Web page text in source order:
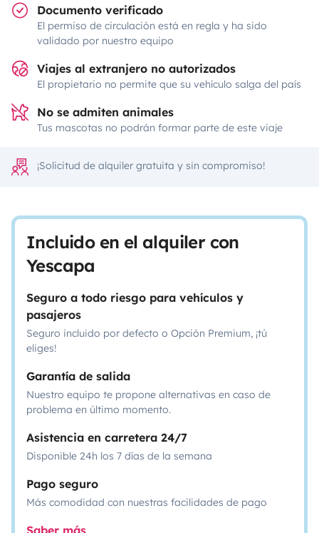
Documento verificado
El permiso de circulación está en regla y ha sido
validado por nuestro equipo
Viajes al extranjero no autorizados
El propietario no permite que su vehículo salga del país
No se admiten animales
Tus mascotas no podrán formar parte de este viaje
¡Solicitud de alquiler gratuita y sin compromiso!
Incluido en el alquiler con
Yescapa
Seguro a todo riesgo para vehículos y
pasajeros
Seguro incluido por defecto o Opción Premium, ¡tú
eliges!
Garantía de salida
Nuestro equipo te propone alternativas en caso de
problema en último momento.
Asistencia en carretera 24/7
Disponible 24h los 7 días de la semana
Pago seguro
Más comodidad con nuestras facilidades de pago
Saber más